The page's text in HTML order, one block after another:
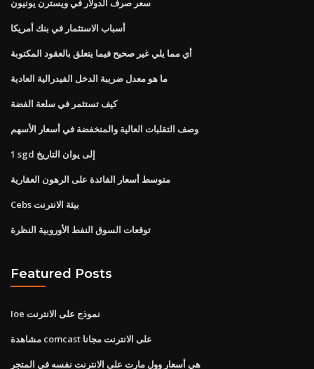
سعر صرف الدولار في ويسترن يونيون
أسباب الاستثمار في بنك أمريكا
أي مما يلي غير صحيح فيما يتعلق بالعقود المكتوبة
ما هو معدل ضريبة الدخل الفيدرالية العادية
كيف تستثمر في سلعة الفضة
وصف التقلبات العالية والمنخفضة في أسعار الأسهم
1 sgd إلى يوان التاريخ
متوسط ​​أسعار الفائدة على الرهون العقارية
Cebs بيئة الانترنت
توقعات السوق النفط الأوروبية النظرة
Featured Posts
Ioe نموذج على الانترنت
مشاهدة comcast على الانترنت مجانا
هي أسعار وول مارت على الانترنت نفسه في المتجر